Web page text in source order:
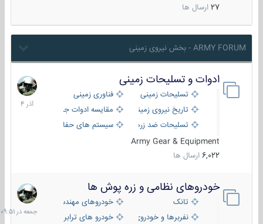
27 ارسال ها
ARMY FORUM - بخش نیروی زمینی
ادوات و تسلیحات زمینی
تسلیحات زمینی
فناوری زمینی
تاریخ نیروی زمینی
مقایسه ادوات جنگی
تسلیحات ضد زره
سیستم های حفاظت فعال
Army Gear & Equipment
6,022 ارسال ها
21
آذر
1404
خودروهای نظامی و زره پوش ها
تانک
خودروهای مهندسی
نفربرها و خودروی های رزمی پیاده نظام
خودرو های ترابری نظامی
جمعه
در
09:51